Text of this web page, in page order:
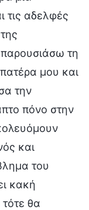
τις αδελφές
τη
μου και
την
πόνο στην
και
του
κακή
θα